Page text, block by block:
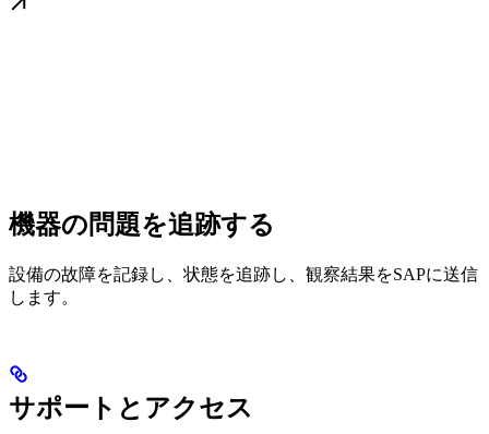
機器の問題を追跡する
設備の故障を記録し、状態を追跡し、観察結果をSAPに送信
します。
サポートとアクセス